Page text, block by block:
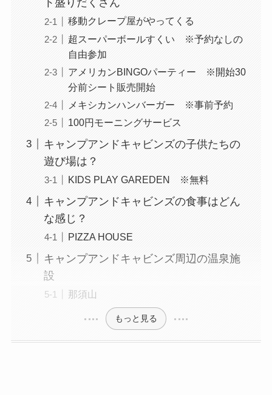
ト盛りだくさん
移動クレープ屋がやってくる
超スーパーボールすくい ※予約なしの
自由参加
アメリカンBINGOパーティー ※開始30
分前シート販売開始
メキシカンハンバーガー ※事前予約
100円モーニングサービス
キャンプアンドキャビンズの子供たちの
遊び場は？
KIDS PLAY GAREDEN ※無料
キャンプアンドキャビンズの食事はどん
な感じ？
PIZZA HOUSE
キャンプアンドキャビンズ周辺の温泉施
設
那須山
もっと見る